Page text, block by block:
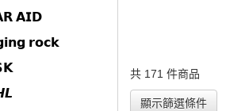
𝗔𝗜𝗗
𝗿𝗼𝗰𝗸
共 171 件商品
顯示篩選條件